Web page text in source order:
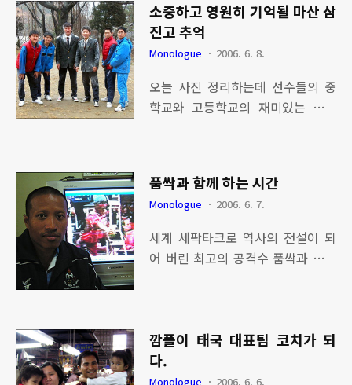
드의 중심으로 막강한 팀웍과 조직
력 - 이탈리아 - 기본기가 충실하고
수비와 공격 그리고 축구를 가장 잘
나 - 이번에는 뭔가 일을 낼 것 같은
분위기다. 개인 멤버들 움직임과 팀
웨덴, 네덜란드의 전력도 만만치 않
다. 냉철한 승부의 세계에서 과연 어
느 팀의 왕좌의 자리에 앉을까 무척
흥분되고, 배울 것이 많은 기회가 바
로 월드컵이라고 생각된다.
소중하고 영원히 기억될 마산 삼
진고 추억
Monologue 2006. 6. 8.
오늘 사진 정리하는데 선수들의 중
학교와 고등학교의 재미있는 추억
눈 앞에서 전개되었다. 하나 둘씩 나
름대로 정비해가면서 선수들이 하나
둘씩 바르게 성장하는 모습들을 보
면서 보람을 느끼면서 살아오고 있
다. 이곳에서 전 참가 종목 우승 싹쓸
내었다. 이러한 것들은 순수한 우리
의 모두의 한마음 한뜻으로 이루어
낸 결과라고 생각한다. 사진에 보이
품싹과 함께 하는 시간
Monologue 2006. 6. 7.
세계 세팍타크로 역사의 전설이 되
어 버린 최고의 공격수 품싹과 함께
나갔다. 그 친구의 이름은 품싹 펌씁
이며 운동 태국 국가대표 선수 활동
당시 국제대회에서 단 한번의 패배
깜폴이 태국 대표팀 코치가 되
다.
Monologue 2006. 6. 6.